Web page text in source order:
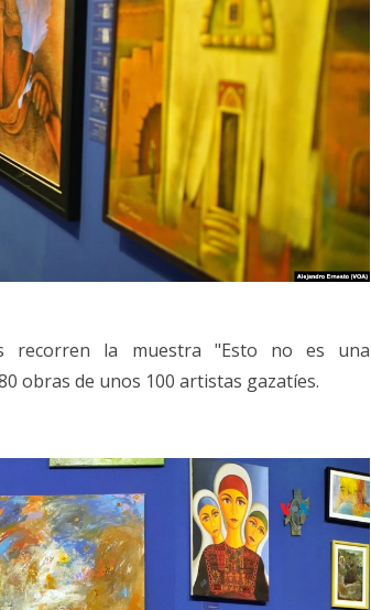
recorren la muestra "Esto no es una
obras de unos 100 artistas gazatíes.